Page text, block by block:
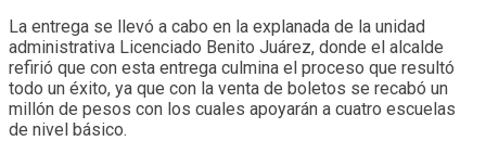
La entrega se llevó a cabo en la explanada de la unidad
administrativa Licenciado Benito Juárez, donde el alcalde
refirió que con esta entrega culmina el proceso que resultó
todo un éxito, ya que con la venta de boletos se recabó un
millón de pesos con los cuales apoyarán a cuatro escuelas
de nivel básico.